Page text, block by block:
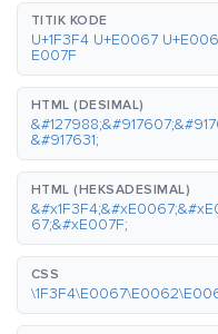
TITIK KODE
U+1F3F4 U+E0067
E007F
HTML (DESIMAL)
&#917631;
HTML (HEKSADESIMAL)
67;&#xE007F;
CSS